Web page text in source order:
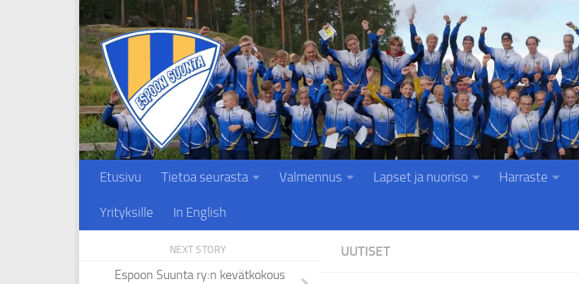
Skip to content
Etusivu Tietoa seurasta Valmennus Lapset ja nuoriso Harraste
Yrityksille In English
UUTISET
NEXT STORY
Espoon Suunta ry:n kevätkokous